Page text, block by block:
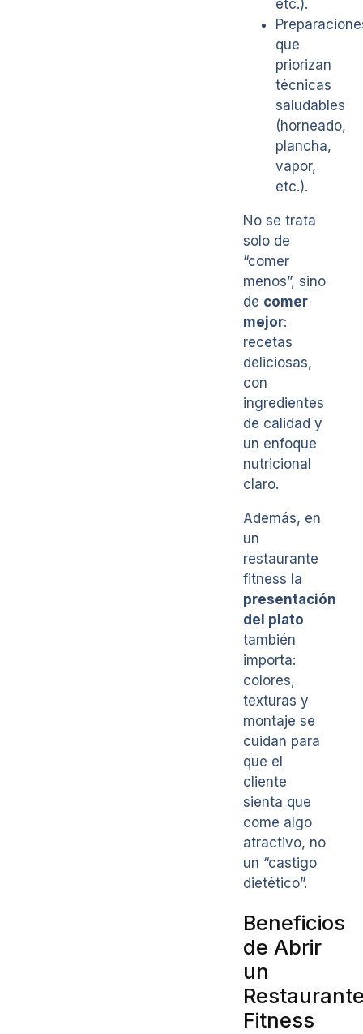
etc.).
que
priorizan
técnicas
saludables
(horneado,
plancha,
vapor,
etc.).
No se trata
solo de
“comer
menos”, sino
de comer
mejor:
recetas
deliciosas,
con
ingredientes
de calidad y
un enfoque
nutricional
claro.
Además, en
un
restaurante
fitness la
presentación
del plato
también
importa:
colores,
texturas y
montaje se
cuidan para
que el
cliente
sienta que
come algo
atractivo, no
un “castigo
dietético”.
Beneficios
de Abrir
un
Fitness